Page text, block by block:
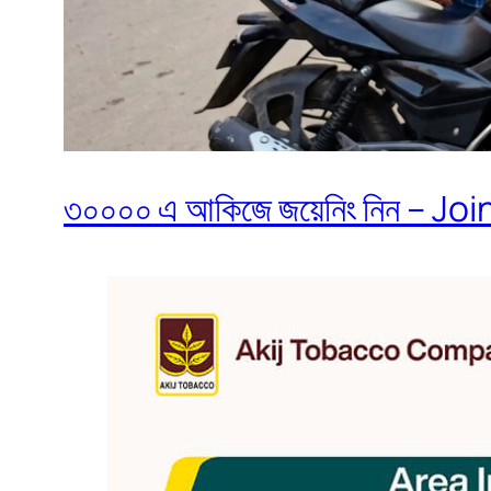
৩০০০০ এ আকিজে জয়েনিং নিন –